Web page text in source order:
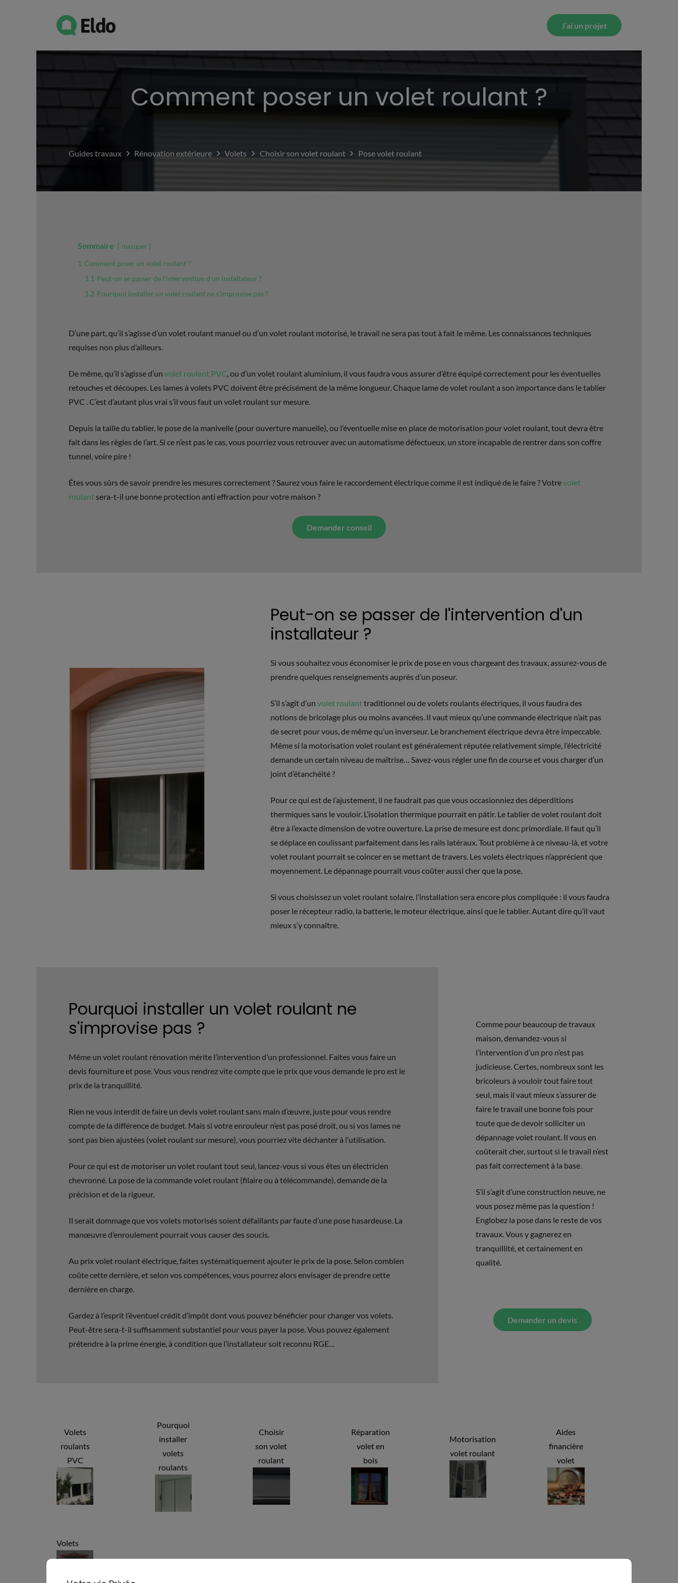
J’ai un projet
Comment poser un volet roulant ?
Guides travaux Rénovation extérieure Volets Choisir son volet roulant Pose volet roulant
Sommaire masquer
1 Comment poser un volet roulant ?
1.1 Peut-on se passer de l'intervention d'un installateur ?
1.2 Pourquoi installer un volet roulant ne s'improvise pas ?
D’une part, qu’il s’agisse d’un volet roulant manuel ou d’un volet roulant motorisé, le travail ne sera pas tout à fait le même. Les connaissances techniques
requises non plus d’ailleurs.
De même, qu’il s’agisse d’un volet roulant PVC, ou d’un volet roulant aluminium, il vous faudra vous assurer d’être équipé correctement pour les éventuelles
retouches et découpes. Les lames à volets PVC doivent être précisément de la même longueur. Chaque lame de volet roulant a son importance dans le tablier
PVC . C’est d’autant plus vrai s’il vous faut un volet roulant sur mesure.
Depuis la taille du tablier, le pose de la manivelle (pour ouverture manuelle), ou l’éventuelle mise en place de motorisation pour volet roulant, tout devra être
fait dans les règles de l’art. Si ce n’est pas le cas, vous pourriez vous retrouver avec un automatisme défectueux, un store incapable de rentrer dans son coffre
tunnel, voire pire !
Êtes vous sûrs de savoir prendre les mesures correctement ? Saurez vous faire le raccordement électrique comme il est indiqué de le faire ? Votrevolet
roulant sera-t-il une bonne protection anti effraction pour votre maison ?
Demander conseil
Peut-on se passer de l'intervention d'un
installateur ?
Si vous souhaitez vous économiser le prix de pose en vous chargeant des travaux, assurez-vous de
prendre quelques renseignements auprès d’un poseur.
S’il s’agit d’un volet roulanttraditionnel ou de volets roulants électriques, il vous faudra des
notions de bricolage plus ou moins avancées. Il vaut mieux qu’une commande électrique n’ait pas
de secret pour vous, de même qu’un inverseur. Le branchement électrique devra être impeccable.
Même si la motorisation volet roulant est généralement réputée relativement simple, l’électricité
demande un certain niveau de maîtrise… Savez-vous régler une fin de course et vous charger d’un
joint d’étanchéité ?
Pour ce qui est de l’ajustement, il ne faudrait pas que vous occasionniez des déperditions
thermiques sans le vouloir. L’isolation thermique pourrait en pâtir. Le tablier de volet roulant doit
être à l’exacte dimension de votre ouverture. La prise de mesure est donc primordiale. Il faut qu’il
se déplace en coulissant parfaitement dans les rails latéraux. Tout problème à ce niveau-là, et votre
volet roulant pourrait se coincer en se mettant de travers. Les volets électriques n’apprécient que
moyennement. Le dépannage pourrait vous coûter aussi cher que la pose.
Si vous choisissez un volet roulant solaire, l’installation sera encore plus compliquée : il vous faudra
poser le récepteur radio, la batterie, le moteur électrique, ainsi que le tablier. Autant dire qu’il vaut
mieux s’y connaître.
Pourquoi installer un volet roulant ne
s'improvise pas ?
Même un volet roulant rénovation mérite l’intervention d’un professionnel. Faites vous faire un
devis fourniture et pose. Vous vous rendrez vite compte que le prix que vous demande le pro est le
prix de la tranquillité.
Rien ne vous interdit de faire un devis volet roulant sans main d’œuvre, juste pour vous rendre
compte de la différence de budget. Mais si votre enrouleur n’est pas posé droit, ou si vos lames ne
sont pas bien ajustées (volet roulant sur mesure), vous pourriez vite déchanter à l’utilisation.
Pour ce qui est de motoriser un volet roulant tout seul, lancez-vous si vous êtes un électricien
chevronné. La pose de la commande volet roulant (filaire ou à télécommande), demande de la
précision et de la rigueur.
Il serait dommage que vos volets motorisés soient défaillants par faute d’une pose hasardeuse. La
manœuvre d’enroulement pourrait vous causer des soucis.
Au prix volet roulant électrique, faites systématiquement ajouter le prix de la pose. Selon combien
coûte cette dernière, et selon vos compétences, vous pourrez alors envisager de prendre cette
dernière en charge.
Gardez à l’esprit l’éventuel crédit d’impôt dont vous pouvez bénéficier pour changer vos volets.
Peut-être sera-t-il suffisamment substantiel pour vous payer la pose. Vous pouvez également
prétendre à la prime énergie, à condition que l’installateur soit reconnu RGE…
Comme pour beaucoup de travaux
maison, demandez-vous si
l’intervention d’un pro n’est pas
judicieuse. Certes, nombreux sont les
bricoleurs à vouloir tout faire tout
seul, mais il vaut mieux s’assurer de
faire le travail une bonne fois pour
toute que de devoir solliciter un
dépannage volet roulant. Il vous en
coûterait cher, surtout si le travail n’est
pas fait correctement à la base.
S’il s’agit d’une construction neuve, ne
vous posez même pas la question !
Englobez la pose dans le reste de vos
travaux. Vous y gagnerez en
tranquillité, et certainement en
qualité.
Demander un devis
Volets
roulants
PVC
Pourquoi
installer
volets
roulants
Choisir
son volet
roulant
Réparation
volet en
bois
Motorisation
volet roulant
Aides
financière
volet
Volets